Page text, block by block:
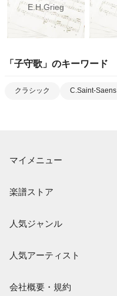
E.H.Grieg
「 子守歌 」のキーワード
クラシック C.Saint-Saens
マイメニュー
退会はこちら
楽譜ストア
難易度別に探す
人気ジャンル
保育
人気アーティスト
会社概要・規約